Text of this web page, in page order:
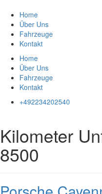
Inhalt
springen
Home
Über Uns
Fahrzeuge
Kontakt
Home
Über Uns
Fahrzeuge
Kontakt
+492234202540
Kilometer
8500